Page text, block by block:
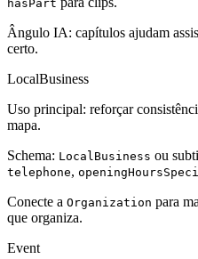
hasPart
Ângulo IA: capítulos ajudam
certo.
LocalBusiness
Uso principal: reforçar
mapa.
Schema: LocalBusiness ou
telephone,
Conecte a Organization para
que organiza.
Event